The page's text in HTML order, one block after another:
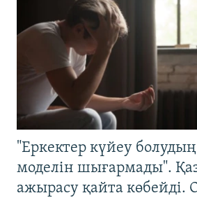
"Еркектер күйеу
моделін шығармады".
ажырасу қайта көбейді.